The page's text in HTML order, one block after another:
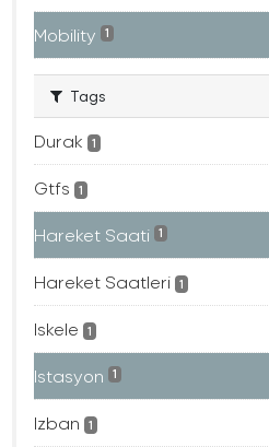
Mobility 1
Tags
Durak 1
Gtfs 1
Hareket Saati 1
Hareket Saatleri 1
Iskele 1
Istasyon 1
Izban 1